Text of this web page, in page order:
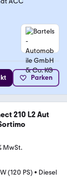
Parken
210 L2 Aut
MwSt.
(120 PS) • Diesel